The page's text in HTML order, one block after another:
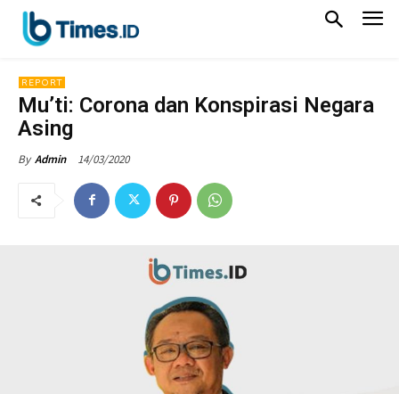
REPORT
Mu’ti: Corona dan Konspirasi Negara
Asing
By Admin 14/03/2020